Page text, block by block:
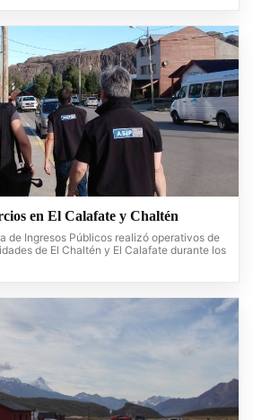
en El Calafate y Chaltén
de Ingresos Públicos realizó operativos de
de El Chaltén y El Calafate durante los